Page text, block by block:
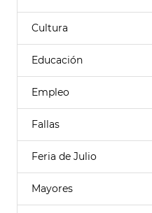
Cultura
Educación
Empleo
Fallas
Feria de Julio
Mayores